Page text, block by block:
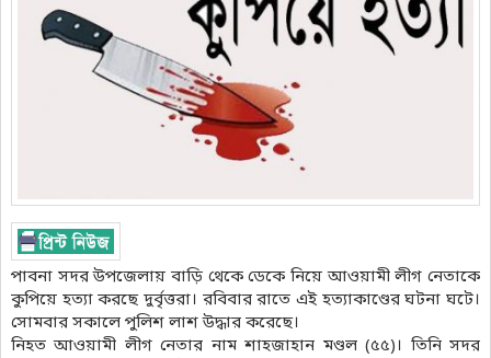
পাবনা সদর উপজেলায় বাড়ি থেকে ডেকে নিয়ে আওয়ামী লীগ নেতাকে
কুপিয়ে হত্যা করছে দুর্বৃত্তরা। রবিবার রাতে এই হত্যাকাণ্ডের ঘটনা ঘটে।
সোমবার সকালে পুলিশ লাশ উদ্ধার করেছে।
নিহত আওয়ামী লীগ নেতার নাম শাহজাহান মণ্ডল (৫৫)। তিনি সদর